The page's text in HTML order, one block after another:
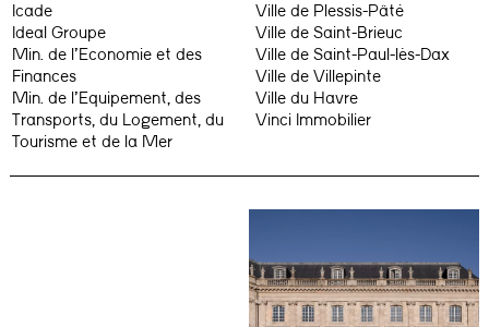
Icade
Ideal Groupe
Min. de l’Economie et des
Finances
Min. de l’Equipement, des
Transports, du Logement, du
Tourisme et de la Mer
Ville de Plessis-Pâté
Ville de Saint-Brieuc
Ville de Saint-Paul-lès-Dax
Ville de Villepinte
Ville du Havre
Vinci Immobilier